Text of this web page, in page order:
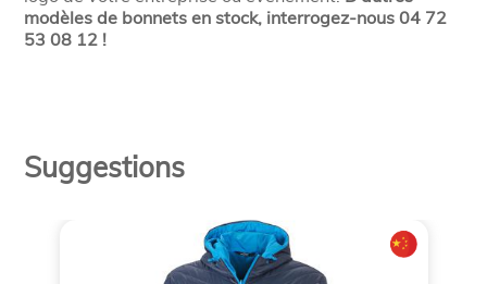
modèles de bonnets en stock, interrogez-nous 04 72
53 08 12 !
Suggestions